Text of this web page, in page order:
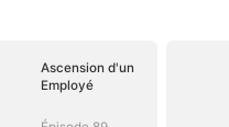
Ascension d'un
Employé